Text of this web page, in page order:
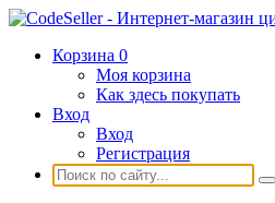
Корзина 0
Моя корзина
Как здесь покупать
Вход
Вход
Регистрация